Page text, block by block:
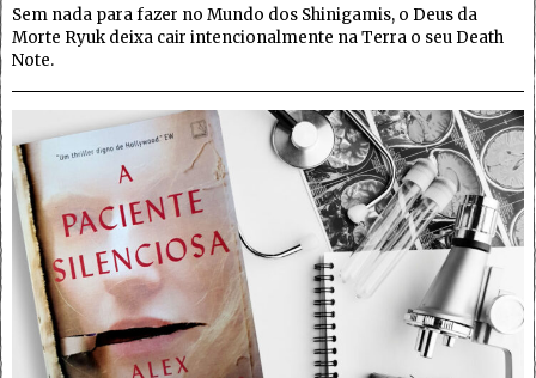
Sem nada para fazer no Mundo dos Shinigamis, o Deus da
Morte Ryuk deixa cair intencionalmente na Terra o seu Death
Note.